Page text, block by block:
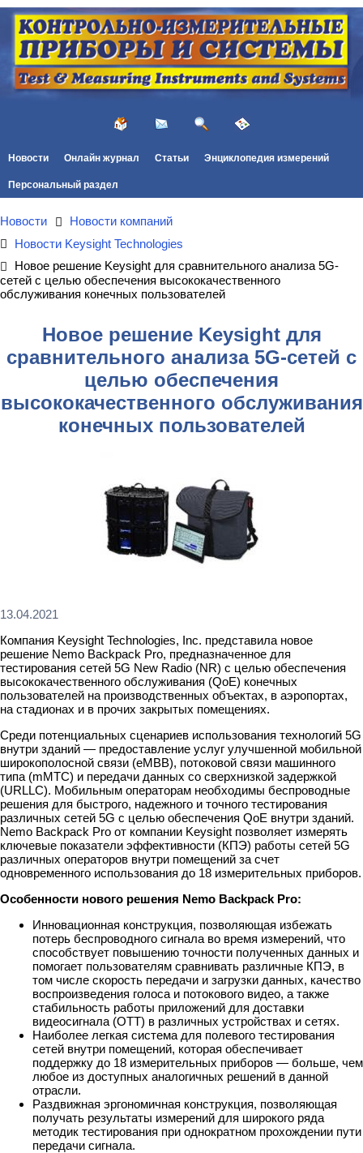
Новости Онлайн журнал Статьи Энциклопедия измерений
Персональный раздел
Новости
Новости компаний
Новости Keysight Technologies
Новое решение Keysight для сравнительного анализа 5G-
сетей с целью обеспечения высококачественного
обслуживания конечных пользователей
Новое решение Keysight для
сравнительного анализа 5G-сетей с
целью обеспечения
высококачественного обслуживания
конечных пользователей
13.04.2021
Компания Keysight Technologies, Inc. представила новое
решение Nemo Backpack Pro, предназначенное для
тестирования сетей 5G New Radio (NR) с целью обеспечения
высококачественного обслуживания (QoE) конечных
пользователей на производственных объектах, в аэропортах,
на стадионах и в прочих закрытых помещениях.
Среди потенциальных сценариев использования технологий 5G
внутри зданий — предоставление услуг улучшенной мобильной
широкополосной связи (eMBB), потоковой связи машинного
типа (mMTC) и передачи данных со сверхнизкой задержкой
(URLLC). Мобильным операторам необходимы беспроводные
решения для быстрого, надежного и точного тестирования
различных сетей 5G с целью обеспечения QoE внутри зданий.
Nemo Backpack Pro от компании Keysight позволяет измерять
ключевые показатели эффективности (КПЭ) работы сетей 5G
различных операторов внутри помещений за счет
одновременного использования до 18 измерительных приборов.
Особенности нового решения Nemo Backpack Pro:
Инновационная конструкция, позволяющая избежать
потерь беспроводного сигнала во время измерений, что
способствует повышению точности полученных данных и
помогает пользователям сравнивать различные КПЭ, в
том числе скорость передачи и загрузки данных, качество
воспроизведения голоса и потокового видео, а также
стабильность работы приложений для доставки
видеосигнала (OTT) в различных устройствах и сетях.
Наиболее легкая система для полевого тестирования
сетей внутри помещений, которая обеспечивает
поддержку до 18 измерительных приборов — больше, чем
любое из доступных аналогичных решений в данной
отрасли.
Раздвижная эргономичная конструкция, позволяющая
получать результаты измерений для широкого ряда
методик тестирования при однократном прохождении пути
передачи сигнала.